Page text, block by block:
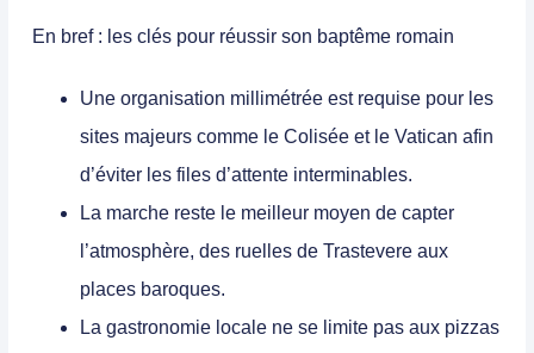
En bref : les clés pour réussir son baptême romain
Une organisation millimétrée est requise pour les
sites majeurs comme le Colisée et le Vatican afin
d’éviter les files d’attente interminables.
La marche reste le meilleur moyen de capter
l’atmosphère, des ruelles de Trastevere aux
places baroques.
La gastronomie locale ne se limite pas aux pizzas